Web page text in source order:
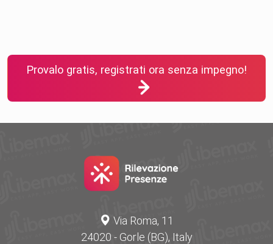
Provalo gratis, registrati ora senza impegno!
Via Roma, 11
24020 - Gorle (BG), Italy